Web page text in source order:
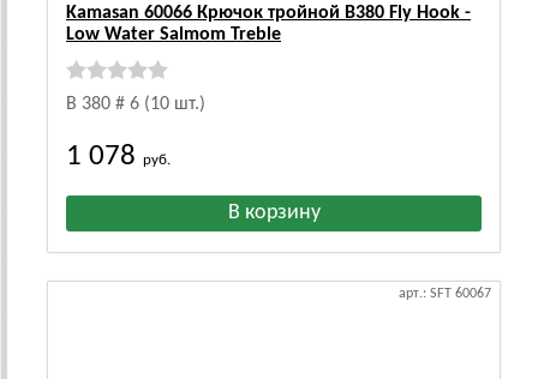
Kamasan 60066 Крючок тройной B380 Fly Hook -
Low Water Salmom Treble
B 380 # 6 (10 шт.)
1 078 руб.
арт.: SFT 60067